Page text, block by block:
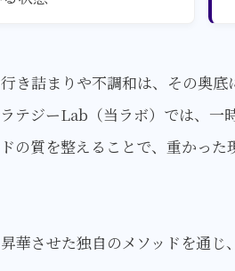
き詰まりや不調和は、その奥
テジーLab（当ラボ）では、一
の質を整えることで、重かっ
華させた独自のメソッドを通